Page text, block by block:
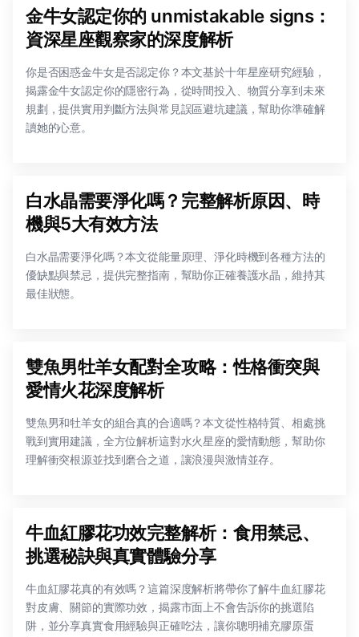
金牛女認定你的 unmistakable signs：
資深星座觀察家的深度解析
你是否困惑金牛女是否認定你？本文基於十年星座研究經驗，
揭露金牛女認定你的隱密行為，從時間投入、物質分享到未來
規劃，提供實用判斷方法與常見誤區避坑建議，幫助你準確解
讀她的心意。
白水晶需要淨化嗎？完整解析原因、時
機與5大有效方法
白水晶需要淨化嗎？本文從能量原理、淨化時機到各種方法的
優缺點與禁忌，提供完整指南，幫助你正確養護水晶，維持其
最佳狀態。
雙魚男牡羊女配對全攻略：性格衝突與
愛情火花深度解析
雙魚男和牡羊女的組合真的合適嗎？本文從性格特質、相處挑
戰到實用建議，全方位解析這對水火星座的愛情動態，幫助你
理解衝突根源並找到磨合之道，讓浪漫與激情並存。
牛血紅膠花功效完整解析：食用禁忌、
挑選秘訣與真實體驗分享
牛血紅膠花真的有效嗎？這篇深度解析將帶你了解牛血紅膠花
對皮膚、關節的實際功效，揭露市面上不會告訴你的挑選陷
阱，並分享真實食用經驗與正確吃法，讓你聰明補充膠原蛋